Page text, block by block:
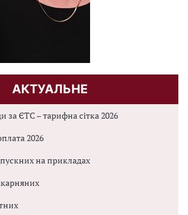
АКТУАЛЬНЕ
за ЄТС – тарифна сітка 2026
2026
на прикладах